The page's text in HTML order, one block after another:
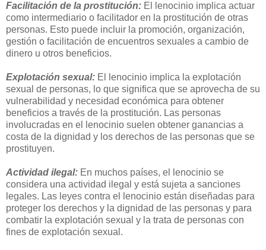
Facilitación de la prostitución: El lenocinio implica actuar
como intermediario o facilitador en la prostitución de otras
personas. Esto puede incluir la promoción, organización,
gestión o facilitación de encuentros sexuales a cambio de
dinero u otros beneficios.
Explotación sexual: El lenocinio implica la explotación
sexual de personas, lo que significa que se aprovecha de su
vulnerabilidad y necesidad económica para obtener
beneficios a través de la prostitución. Las personas
involucradas en el lenocinio suelen obtener ganancias a
costa de la dignidad y los derechos de las personas que se
prostituyen.
Actividad ilegal: En muchos países, el lenocinio se
considera una actividad ilegal y está sujeta a sanciones
legales. Las leyes contra el lenocinio están diseñadas para
proteger los derechos y la dignidad de las personas y para
combatir la explotación sexual y la trata de personas con
fines de explotación sexual.